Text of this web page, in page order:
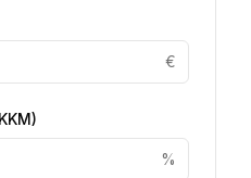
€
KKM)
%